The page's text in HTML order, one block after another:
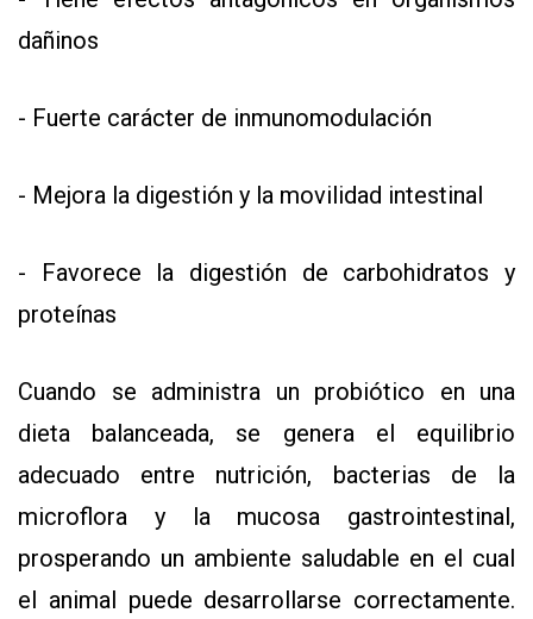
dañinos
- Fuerte carácter de inmunomodulación
- Mejora la digestión y la movilidad intestinal
- Favorece la digestión de carbohidratos y
proteínas
Cuando se administra un probiótico en una
dieta balanceada, se genera el equilibrio
adecuado entre nutrición, bacterias de la
microflora y la mucosa gastrointestinal,
prosperando un ambiente saludable en el cual
el animal puede desarrollarse correctamente.